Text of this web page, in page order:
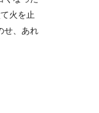
火を止
せ、あれ